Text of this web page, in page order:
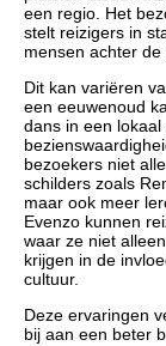
een regio. Het
stelt reizigers in
mensen achter
Dit kan variëren
een eeuwenoud
dans in een
bezoekers niet
schilders zoals
maar ook meer
Evenzo kunnen
waar ze niet
krijgen in de
cultuur.
Deze ervaringen
bij aan een beter